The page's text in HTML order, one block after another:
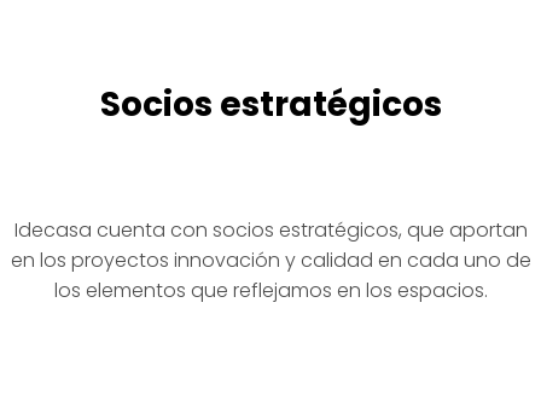
Socios estratégicos
Idecasa cuenta con socios estratégicos, que aportan
en los proyectos innovación y calidad en cada uno de
los elementos que reflejamos en los espacios.